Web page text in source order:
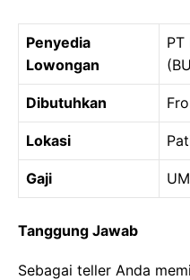
Penyedia
Lowongan
PT
Dibutuhkan
Lokasi
Gaji
Tanggung Jawab
Sebagai teller Anda